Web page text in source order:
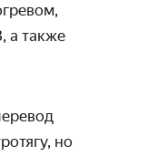
а также
но